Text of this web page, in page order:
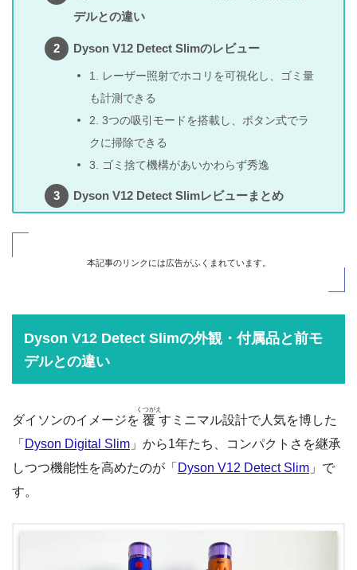
デルとの違い
Dyson V12 Detect Slimのレビュー
1. レーザー照射でホコリを可視化し、ゴミ量
も計測できる
2. 3つの吸引モードを搭載し、ボタン式でラ
クに掃除できる
3. ゴミ捨て機構があいかわらず秀逸
Dyson V12 Detect Slimレビューまとめ
本記事のリンクには広告がふくまれています。
Dyson V12 Detect Slimの外観・付属品と前モ
デルとの違い
ダイソンのイメージを 覆
くつがえ
すミニマル設計で人気を博した
「 Dyson Digital Slim 」から1年たち、コンパクトさを継承
しつつ機能性を高めたのが「 Dyson V12 Detect Slim 」で
す。